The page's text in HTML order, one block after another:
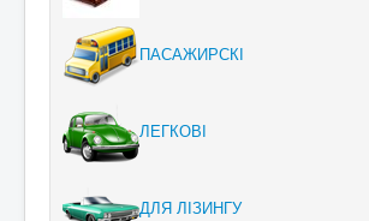
ПАСАЖИРСКІ
ЛЕГКОВІ
ДЛЯ ЛІЗИНГУ